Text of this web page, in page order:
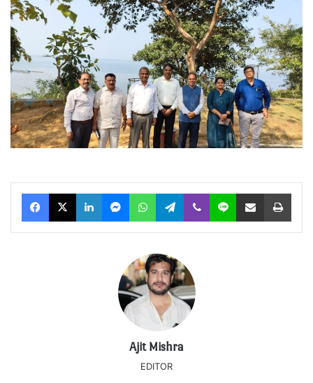
Facebook
X LinkedInMessengerWhatsAppTelegram
Viber Line Share via Email Print
Ajit Mishra
EDITOR